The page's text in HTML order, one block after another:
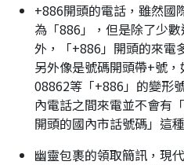
+886開頭的電話，雖然國
為「886」，但是除了少
外，「+886」開頭的來電
另外像是號碼開頭帶+號
08862等「+886」的變形
內電話之間來電並不會有
開頭的國內市話號碼」這
幽靈包裹的領取簡訊，現